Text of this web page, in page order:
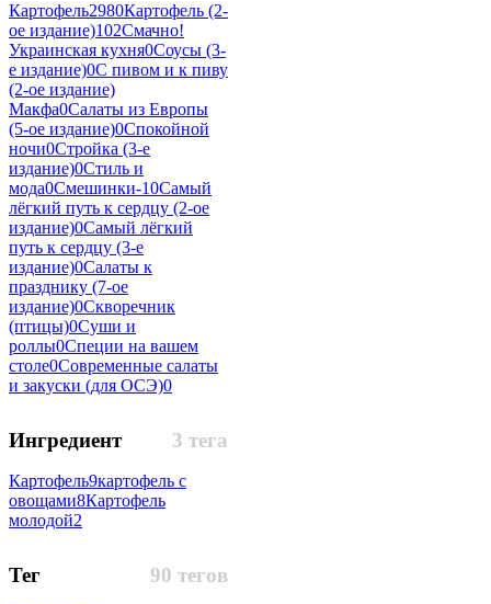
Картофель2980Картофель (2-
ое издание)102Смачно!
Украинская кухня0Соусы (3-
е издание)0С пивом и к пиву
(2-ое издание)
Макфа0Салаты из Европы
(5-ое издание)0Спокойной
ночи0Стройка (3-е
издание)0Стиль и
мода0Смешинки-10Самый
лёгкий путь к сердцу (2-ое
издание)0Самый лёгкий
путь к сердцу (3-е
издание)0Салаты к
празднику (7-ое
издание)0Скворечник
(птицы)0Суши и
роллы0Специи на вашем
столе0Современные салаты
и закуски (для ОСЭ)0
3 тега
Ингредиент
Картофель9картофель с
овощами8Картофель
молодой2
90 тегов
Тег